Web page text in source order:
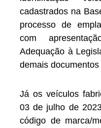
cadastrados na
processo de
com
Adequação à
demais
Já os veículos
03 de julho de
código de marca/